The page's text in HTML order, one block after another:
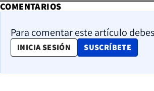
COMENTARIOS
Para comentar este artículo
INICIA SESIÓN SUSCRÍBETE
OPENS IN NEW